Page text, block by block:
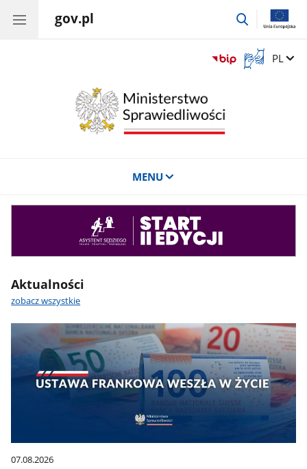
gov.pl
przejdź
Otwórz
okno
Zmień
PL
MENU
Aktualności
zobacz wszystkie
07.08.2026